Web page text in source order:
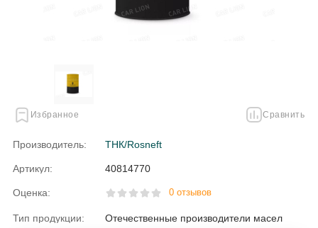
Избранное Сравнить
Производитель: ТНК/Rosneft
Артикул: 40814770
Оценка: 0 отзывов
Тип продукции: Отечественные производители масел